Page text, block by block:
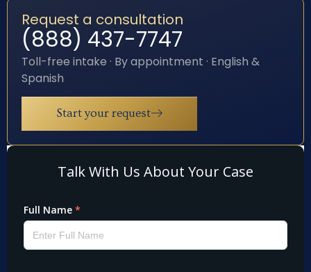
Request a consultation
(888) 437-7747
Toll-free intake · By appointment · English &
Spanish
Start your request